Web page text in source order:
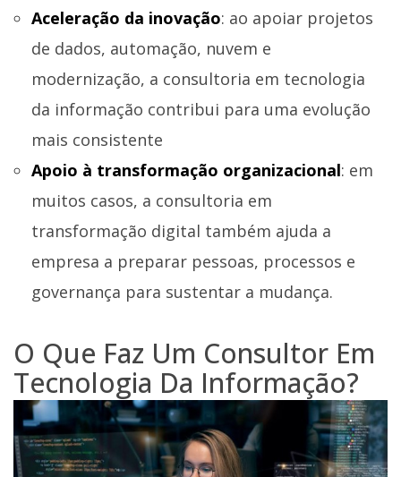
Aceleração da inovação: ao apoiar projetos
de dados, automação, nuvem e
modernização, a consultoria em tecnologia
da informação contribui para uma evolução
mais consistente
Apoio à transformação organizacional: em
muitos casos, a consultoria em
transformação digital também ajuda a
empresa a preparar pessoas, processos e
governança para sustentar a mudança.
O Que Faz Um Consultor Em
Tecnologia Da Informação?